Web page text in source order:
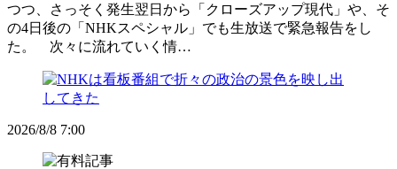
つつ、さっそく発生翌日から「クローズアップ現代」や、そ
の4日後の「NHKスペシャル」でも生放送で緊急報告をし
た。 次々に流れていく情…
2026/8/8 7:00